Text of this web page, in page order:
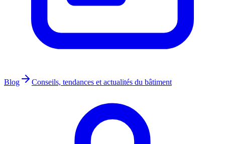
Blog Conseils, tendances et actualités du bâtiment